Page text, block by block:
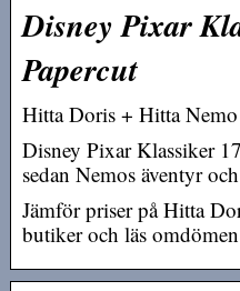
Disney Pixar
Papercut
Hitta Doris + Hitta
Disney Pixar Klassiker
sedan Nemos äventyr
Jämför priser på Hitta
butiker och läs